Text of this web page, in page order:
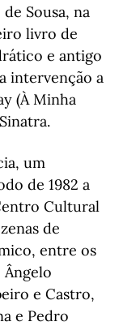
Sousa, na
livro de
e antigo
intervenção a
(À Minha
um
de 1982 a
Cultural
de
entre os
e Castro,
e Pedro